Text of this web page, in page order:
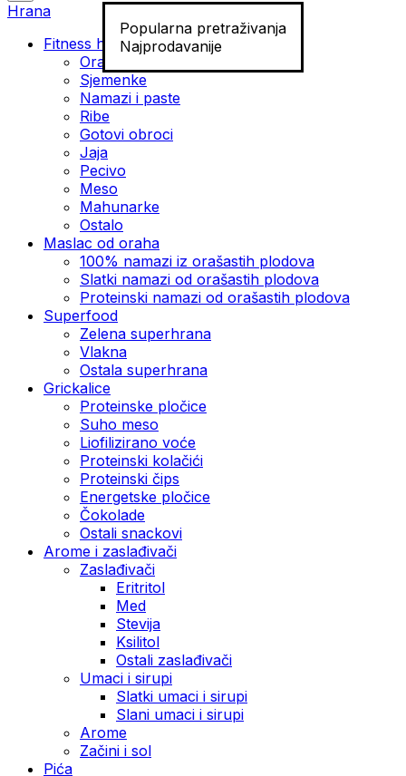
Popularna pretraživanja
Najprodavanije
Hrana
Fitness hrana
Orašasti plodovi
Sjemenke
Namazi i paste
Ribe
Gotovi obroci
Jaja
Pecivo
Meso
Mahunarke
Ostalo
Maslac od oraha
100% namazi iz orašastih plodova
Slatki namazi od orašastih plodova
Proteinski namazi od orašastih plodova
Superfood
Zelena superhrana
Vlakna
Ostala superhrana
Grickalice
Proteinske pločice
Suho meso
Liofilizirano voće
Proteinski kolačići
Proteinski čips
Energetske pločice
Čokolade
Ostali snackovi
Arome i zaslađivači
Zaslađivači
Eritritol
Med
Stevija
Ksilitol
Ostali zaslađivači
Umaci i sirupi
Slatki umaci i sirupi
Slani umaci i sirupi
Arome
Začini i sol
Pića